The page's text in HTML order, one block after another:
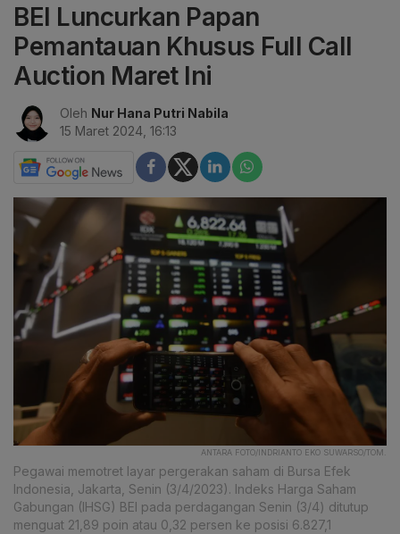
BEI Luncurkan Papan
Pemantauan Khusus Full Call
Auction Maret Ini
Oleh Nur Hana Putri Nabila
15 Maret 2024, 16:13
ANTARA FOTO/INDRIANTO EKO SUWARSO/TOM.
Pegawai memotret layar pergerakan saham di Bursa Efek
Indonesia, Jakarta, Senin (3/4/2023). Indeks Harga Saham
Gabungan (IHSG) BEI pada perdagangan Senin (3/4) ditutup
menguat 21,89 poin atau 0,32 persen ke posisi 6.827,1